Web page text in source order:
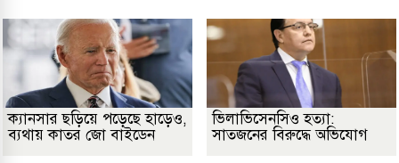
ক্যানসার ছড়িয়ে পড়েছে হাড়েও,
ব্যথায় কাতর জো বাইডেন
ভিলাভিসেনসিও হত্যা:
সাতজনের বিরুদ্ধে অভিযোগ